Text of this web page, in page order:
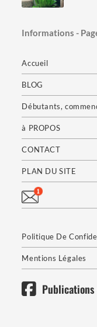
Informations -
Accueil
BLOG
Débutants,
à PROPOS
CONTACT
PLAN DU SITE
Politique De
Mentions Légales
Publications